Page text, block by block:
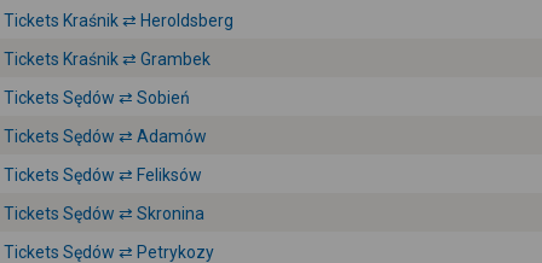
Tickets Kraśnik ⇄ Heroldsberg
Tickets Kraśnik ⇄ Grambek
Tickets Sędów ⇄ Sobień
Tickets Sędów ⇄ Adamów
Tickets Sędów ⇄ Feliksów
Tickets Sędów ⇄ Skronina
Tickets Sędów ⇄ Petrykozy